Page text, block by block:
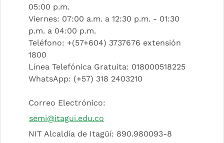
05:00 p.m.
Viernes: 07:00 a.m. a 12:30 p.m. - 01:30
p.m. a 04:00 p.m.
Teléfono: +(57+604) 3737676 extensión
1800
Línea Telefónica Gratuita: 018000518225
WhatsApp: (+57) 318 2403210
Correo Electrónico:
semi@itagui.edu.co
NIT Alcaldía de Itagüí: 890.980093-8